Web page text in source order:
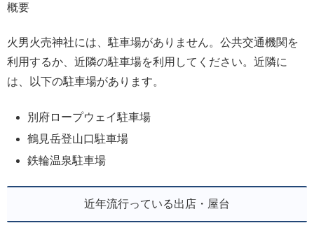
概要
火男火売神社には、駐車場がありません。公共交通機関を
利用するか、近隣の駐車場を利用してください。近隣に
は、以下の駐車場があります。
別府ロープウェイ駐車場
鶴見岳登山口駐車場
鉄輪温泉駐車場
近年流行っている出店・屋台